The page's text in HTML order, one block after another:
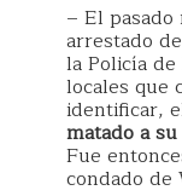
– El
arrestado
la Policía
locales que
identificar,
matado a
Fue
condado de